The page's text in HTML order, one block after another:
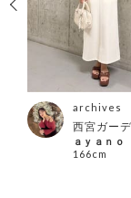
archives
西宮ガー
ａｙａｎｏ
166cm